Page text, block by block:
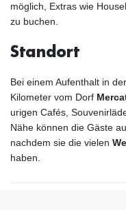
möglich, Extras wie
zu buchen.
Standort
Bei einem Aufenthalt in
Kilometer vom Dorf
urigen Cafés,
Nähe können die Gäste
nachdem sie die vielen
haben.